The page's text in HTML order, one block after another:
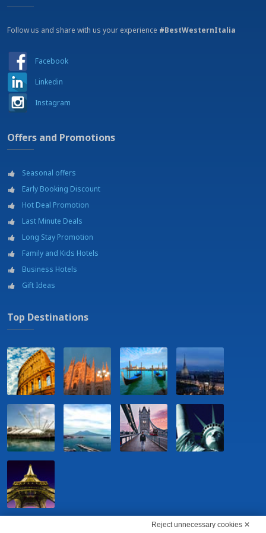
Sitzung
Turnhalle
Verbundene Zimmer
Wäscheservice
Zimmer für Behinderte
Zimmer mit Balkon
Zimmer mit Parkett
IM ZIMMER:
Bügeleisen und Bügelbrett auf Anfrage
Klimatisiert
Kostenloser Internetzugang (Mit dem eigenen Gerät)
Kostenloser Wasserkocher mit Tee und Kaffee auf Anfrage
LCD TV
Minibar
Schließfach
Whirlpool in manchen Zimmern
IN DER NÄHE:
Follow us and share with us your experience #BestWesternItalia
Facebook
Linkedin
Instagram
Offers and Promotions
Seasonal offers
Early Booking Discount
Hot Deal Promotion
Last Minute Deals
Long Stay Promotion
Family and Kids Hotels
Business Hotels
Gift Ideas
Top Destinations
Reject unnecessary cookies ✕